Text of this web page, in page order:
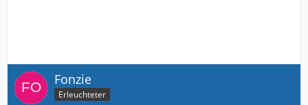
Fonzie
Erleuchteter